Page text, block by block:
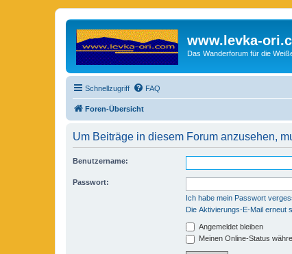
www.levka-
Das Wanderforum für die
Schnellzugriff FAQ
Foren-Übersicht
Um Beiträge in diesem Forum anzusehen,
Benutzername:
Passwort:
Ich habe mein Passwort
Die Aktivierungs-E-Mail erneut
Angemeldet bleiben
Meinen Online-Status